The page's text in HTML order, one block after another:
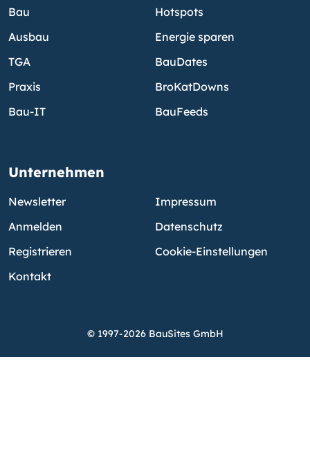
Bau
Ausbau
TGA
Praxis
Bau-IT
Hotspots
Energie sparen
BauDates
BroKatDowns
BauFeeds
Unternehmen
Newsletter
Anmelden
Registrieren
Kontakt
Impressum
Datenschutz
Cookie-Einstellungen
© 1997-2026 BauSites GmbH